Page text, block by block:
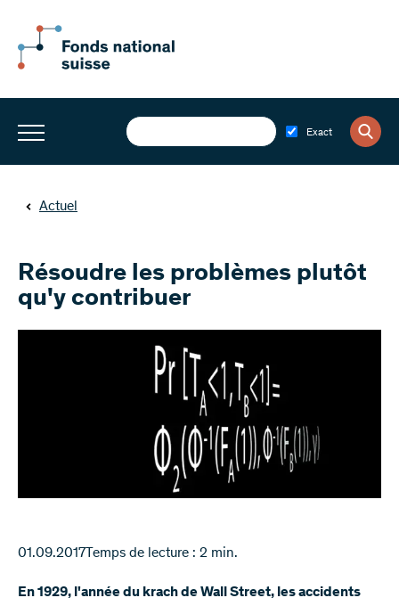
Exact
Actuel
Résoudre les problèmes plutôt
qu'y contribuer
01.09.2017Temps de lecture : 2 min.
En 1929, l'année du krach de Wall Street, les accidents